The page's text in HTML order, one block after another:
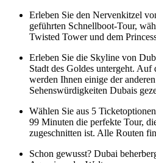
Erleben Sie den Nervenkitzel
geführten Schnellboot-Tour,
Twisted Tower und dem
Erleben Sie die Skyline von
Stadt des Goldes untergeht.
werden Ihnen einige der
Sehenswürdigkeiten Dubais
Wählen Sie aus 5
99 Minuten die perfekte Tour,
zugeschnitten ist. Alle Routen
Schon gewusst? Dubai